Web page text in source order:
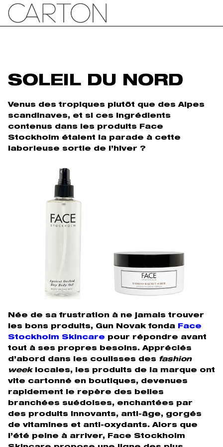
SOLEIL DU NORD
Venus des tropiques plutôt que des Alpes
scandinaves, et si ces ingrédients
contenus dans les produits Face
Stockholm étaient la parade à cette
laborieuse sortie de l’hiver ?
Née de sa frustration à ne jamais trouver
les bons produits, Gun Novak fonda
Face
Stockholm Skincare pour répondre avant
tout à ses propres besoins. Appréciés
d’abord dans les coulisses des fashion
weeklocales, les produits de la marque ont
vite cartonné en boutiques, devenues
rapidement le repère des belles
branchées suédoises, enchantées par
des produits innovants, anti-âge, gorgés
de vitamines et anti-oxydants. Alors que
l’été peine à arriver, Face Stockholm